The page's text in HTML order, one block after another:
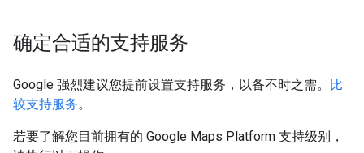
确定合适的支持服务
Google 强烈建议您提前设置支持服务，以备不时之需。
比
较支持服务。
若要了解您目前拥有的 Google Maps Platform 支持级别，